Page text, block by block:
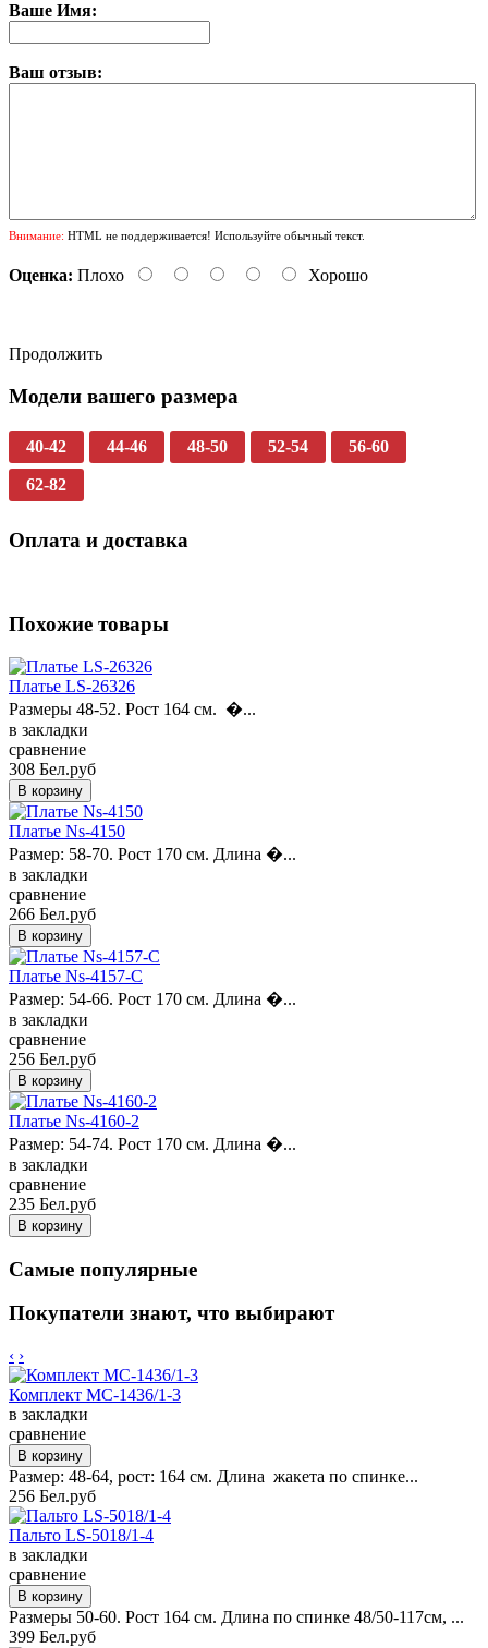
Ваше Имя:
Ваш отзыв:
Внимание: HTML не поддерживается! Используйте обычный текст.
Оценка: Плохо Хорошо
Продолжить
Модели вашего размера
40-42 44-46 48-50 52-54 56-60
62-82
Оплата и доставка
Похожие товары
Платье LS-26326
Размеры 48-52. Рост 164 см. �...
в закладки
сравнение
308 Бел.руб
Платье Ns-4150
Размер: 58-70. Рост 170 см. Длина �...
в закладки
сравнение
266 Бел.руб
Платье Ns-4157-C
Размер: 54-66. Рост 170 см. Длина �...
в закладки
сравнение
256 Бел.руб
Платье Ns-4160-2
Размер: 54-74. Рост 170 см. Длина �...
в закладки
сравнение
235 Бел.руб
Самые популярные
Покупатели знают, что выбирают
‹ ›
Комплект MC-1436/1-3
в закладки
сравнение
Размер: 48-64, рост: 164 см. Длина жакета по спинке...
256 Бел.руб
Пальто LS-5018/1-4
в закладки
сравнение
Размеры 50-60. Рост 164 см. Длина по спинке 48/50-117см, ...
399 Бел.руб